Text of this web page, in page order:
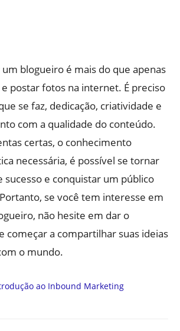
blogueiro é mais do que apenas
postar fotos na internet. É preciso
se faz, dedicação, criatividade e
com a qualidade do conteúdo.
certas, o conhecimento
necessária, é possível se tornar
sucesso e conquistar um público
se você tem interesse em
não hesite em dar o
começar a compartilhar suas ideias
o mundo.